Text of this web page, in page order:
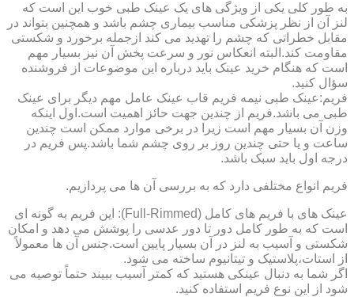
به طور کلی یکی از ویژگی های یک عینک طبی خوب این است که
لنز آن از نظر پزشکی مناسب بیماری چشم باشد و همچنین بتواند در
مقابل خطراتی که چشم را تهدید می کند ازجمله برخورد و شکستی
مقاومت کند.البته انعکاس نور و سرعت پخش آن نیز بسیار مهم
است که هنگام خرید عینک باید درباره این موضوعات از فروشنده
سؤال کنید.
فریم:عینک طبی نیمه فریم قاب عینک عامل مهم دیگر برای عینک
طبی می باشد.فریم از چندین جهت حائز اهمیت است.اول اینکه
وزن آن بسیار مهم است زیرا در برخی موارد ممکن است چندین
ساعت و یا حتی چندین روز بر روی چشم شما باشد.پس فریم در
درجه اول باید سبک باشد.
فریم انواع مختلفی دارد که به بررسی آن ها می پردازیم.
عینک های با فریم های کامل (Full-Rimmed): این فریم به گونه ای
است که به طور کامل دور تا دور عدسی را پوشش می دهد و امکان
شکستی و آسیب به لنز در آن بسیار پایین است.جنس آن ها معمولاً
از استات،پلاستیک و تیتانیوم ساخته می شود.
اگر شما به دنبال عینکی هستید که کمتر آسیب ببیند حتماً توصیه می
شود از این نوع فریم استفاده کنید.